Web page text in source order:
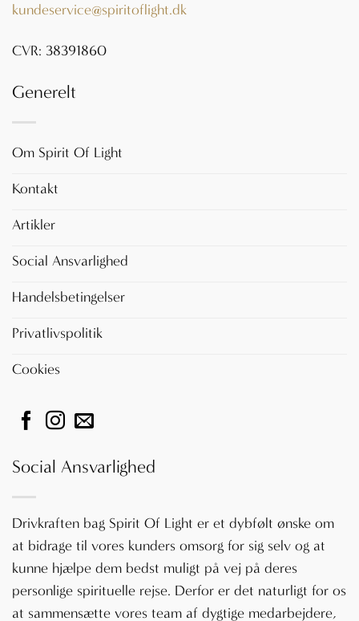
kundeservice@spiritoflight.dk
CVR: 38391860
Generelt
Om Spirit Of Light
Kontakt
Artikler
Social Ansvarlighed
Handelsbetingelser
Privatlivspolitik
Cookies
Social Ansvarlighed
Drivkraften bag Spirit Of Light er et dybfølt ønske om
at bidrage til vores kunders omsorg for sig selv og at
kunne hjælpe dem bedst muligt på vej på deres
personlige spirituelle rejse. Derfor er det naturligt for os
at sammensætte vores team af dygtige medarbejdere,